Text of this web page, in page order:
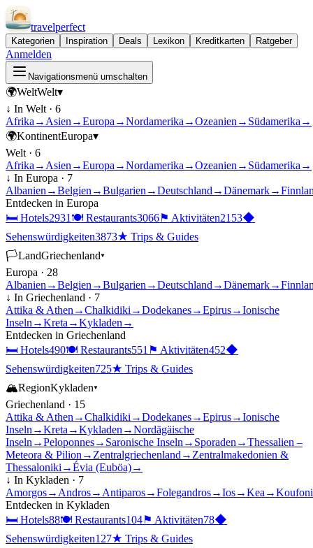
travelperfect
Kategorien Inspiration Deals Lexikon Kreditkarten Ratgeber
Anmelden
Navigationsmenü umschalten
🌍WeltWelt▾
↓ In Welt · 6
Afrika → Asien →Europa →Nordamerika →Ozeanien → Südamerika →
🌍KontinentEuropa▾
Welt · 6
Afrika → Asien →Europa →Nordamerika →Ozeanien → Südamerika →
↓ In Europa · 7
Albanien →Belgien →Bulgarien →Deutschland →Dänemark→
Entdecken in Europa
🛏 Hotels2931 🍽 Restaurants3066⚑ Aktivitäten2153◆
Sehenswürdigkeiten3873★ Trips & Guides
🏳LandGriechenland▾
Europa · 28
Albanien →Belgien →Bulgarien →Deutschland →Dänemark→
↓ In Griechenland · 7
Attika & Athen →Chalkidiki →Dodekanes→Epirus→Ionische
Inseln →Kreta →Kykladen →
Entdecken in Griechenland
🛏 Hotels490🍽 Restaurants551 ⚑ Aktivitäten452◆
Sehenswürdigkeiten725★ Trips & Guides
🏔RegionKykladen▾
Griechenland · 15
Attika & Athen →Chalkidiki →Dodekanes→Epirus→Ionische
Inseln →Kreta →Kykladen →Nordägäische
Inseln →Peloponnes→ Saronische Inseln → Sporaden →Thessalien –
Meteora & Pilion → Zentralgriechenland → Zentralmakedonien &
Thessaloniki →Évia (Euböa)→
↓ In Kykladen · 7
Amorgos→ Andros→ Antiparos→Folegandros→Ios→Kea →
Entdecken in Kykladen
🛏 Hotels88🍽 Restaurants104⚑ Aktivitäten78◆
Sehenswürdigkeiten127★ Trips & Guides